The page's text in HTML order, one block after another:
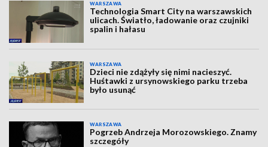
WARSZAWA
Technologia Smart City na warszawskich
ulicach. Światło, ładowanie oraz czujniki
spalin i hałasu
WARSZAWA
Dzieci nie zdążyły się nimi nacieszyć.
Huśtawki z ursynowskiego parku trzeba
było usunąć
WARSZAWA
Pogrzeb Andrzeja Morozowskiego. Znamy
szczegóły